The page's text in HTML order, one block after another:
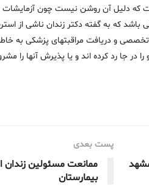
دلیل آن روشن نیست چون آزمایشات
که به گفته دکتر زندان ناشی از
تخصصی و دریافت مراقبتهای پزشکی به
در جا رد کرده اند و یا پذیرش آنها را
مشهد
پست بعدی
ممانعت مسئولین زندان
بیمارستان